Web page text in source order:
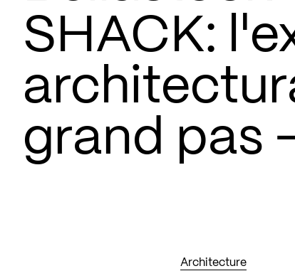
SHACK:
grand pas
Architecture